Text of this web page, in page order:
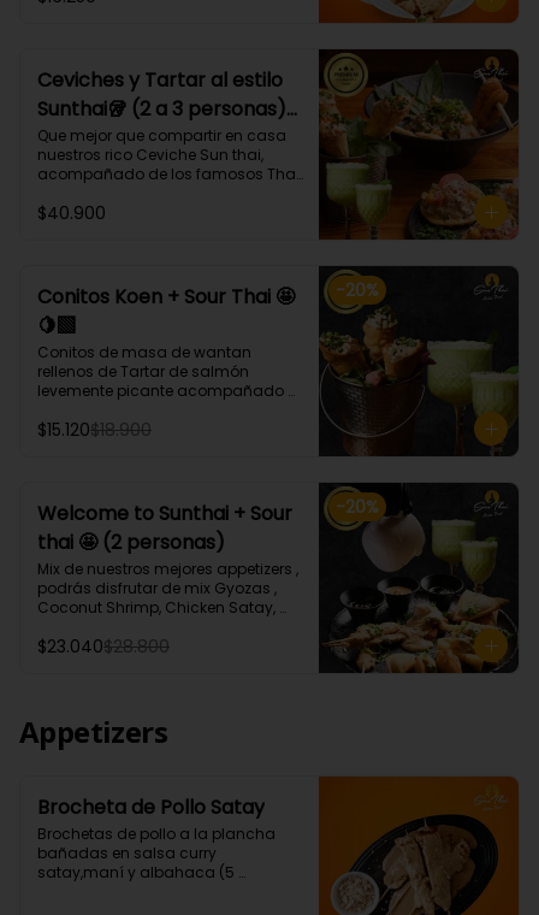
Ceviches y Tartar al estilo
Sunthai🥡 (2 a 3 personas)
🐙🐟🍤
Que mejor que compartir en casa
nuestros rico Ceviche Sun thai,
acompañado de los famosos Tha
de nuestro gran Sour thai.
de atún, pulpo, camarón, cebolla
morada, apio, pimentón, cilantro,
leche de tigre, acompañado de
calamares apanados en panko y
coco.)🌶️
* Tha ko (3 unidades) (Taquitos de
masa de wantan con un mix de
tártaro atún, bañados en
chalaquita en ají amarillo y
(Conitos de masa de wantan
rellenos de
Tartar de salmón levemente
picante.)
* 1 Porción Sour thai (Pisco de 35°,
leche de coco, albahaca, jengibre.
jugo de limón)
$40.900
-20%
Conitos Koen + Sour Thai 🤩
🍋‍🟩
Conitos de masa de wantan
rellenos de Tartar de salmón
levemente picante acompañado
Unidades)
$15.120$18.900
-20%
Welcome to Sunthai + Sour
thai 🤩 (2 personas)
Mix de nuestros mejores appetizers ,
podrás disfrutar de mix Gyozas ,
Coconut Shrimp, Chicken Satay,
Mongolianas, papas fritas en salsa
$23.040$28.800
Appetizers
Brocheta de Pollo Satay
Brochetas de pollo a la plancha
bañadas en salsa curry
satay,maní y albahaca (5